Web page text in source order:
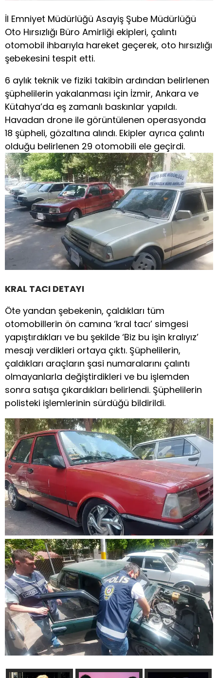
İl Emniyet Müdürlüğü Asayiş Şube Müdürlüğü
Oto Hırsızlığı Büro Amirliği ekipleri, çalıntı
otomobil ihbarıyla hareket geçerek, oto hırsızlığı
şebekesini tespit etti.
6 aylık teknik ve fiziki takibin ardından belirlenen
şüphelilerin yakalanması için İzmir, Ankara ve
Kütahya’da eş zamanlı baskınlar yapıldı.
Havadan drone ile görüntülenen operasyonda
18 şüpheli, gözaltına alındı. Ekipler ayrıca çalıntı
olduğu belirlenen 29 otomobili ele geçirdi.
KRAL TACI DETAYI
Öte yandan şebekenin, çaldıkları tüm
otomobillerin ön camına ‘kral tacı’ simgesi
yapıştırdıkları ve bu şekilde ‘Biz bu işin kralıyız’
mesajı verdikleri ortaya çıktı. Şüphelilerin,
çaldıkları araçların şasi numaralarını çalıntı
olmayanlarla değiştirdikleri ve bu işlemden
sonra satışa çıkardıkları belirlendi. Şüphelilerin
polisteki işlemlerinin sürdüğü bildirildi.